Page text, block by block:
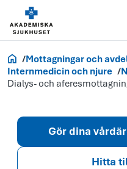
Akademiska.se
Mottagningar och
Internmedicin och njure
Dialys- och
Gör dina
Hitta